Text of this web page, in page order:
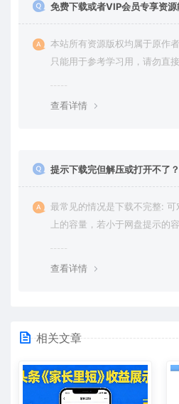
免费下载或者VIP会员专享资源
本站所有资源版权均属于原作
只能用于参考学习用，请勿直
查看详情
提示下载完但解压或打开不了？
最常见的情况是下载不完整:
上的容量，若小于网盘提示的
查看详情
相关文章